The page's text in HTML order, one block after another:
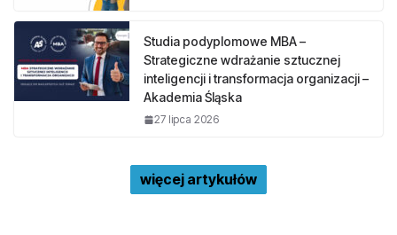
Studia podyplomowe MBA –
Strategiczne wdrażanie sztucznej
inteligencji i transformacja organizacji –
Akademia Śląska
27 lipca 2026
więcej artykułów